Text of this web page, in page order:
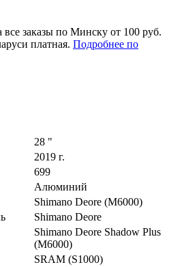
все заказы по Минску от 100 руб.
платная. Подробнее по
28 "
2019 г.
699
Алюминий
Shimano Deore (M6000)
Shimano Deore
Shimano Deore Shadow Plus
(M6000)
SRAM (S1000)